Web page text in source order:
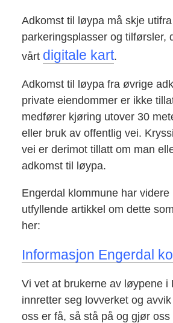
Adkomst til løypa må skje
parkeringsplasser og tilførsler,
vårt digitale kart.
Adkomst til løypa fra øvrige
private eiendommer er ikke
medfører kjøring utover 30
eller bruk av offentlig vei.
vei er derimot tillatt om man
adkomst til løypa.
Engerdal klommune har videre
utfyllende artikkel om dette
her:
Informasjon Engerdal
Vi vet at brukerne av løypene i
innretter seg lovverket og
oss er få, så stå på og gjør oss